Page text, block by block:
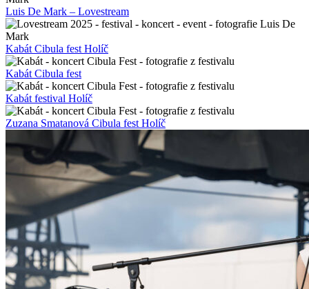
Luis De Mark – Lovestream
Kabát Cibula fest Holíč
Kabát Cibula fest
Kabát festival Holíč
Zuzana Smatanová Cibula fest Holíč